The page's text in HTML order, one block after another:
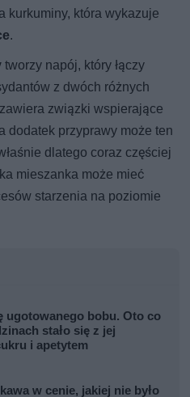
kurkuminy, która wykazuje
.
tworzy napój, który łączy
z dwóch różnych
związki wspierające
dodatek przyprawy może ten
dlatego coraz częściej
mieszanka może mieć
starzenia na poziomie
ugotowanego bobu. Oto co
stało się z jej
i apetytem
w cenie, jakiej nie było